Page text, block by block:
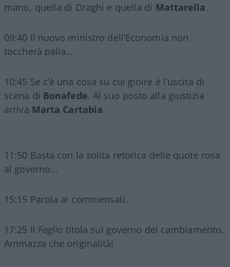
mano, quella di Draghi e quella di Mattarella.
09:40 Il nuovo ministro dell’Economia non
toccherà palla…
10:45 Se c’è una cosa su cui gioire è l’uscita di
scena di Bonafede. Al suo posto alla giustizia
arriva Marta Cartabia.
11:50 Basta con la solita retorica delle quote rosa
al governo…
15:15 Parola ai commensali.
17:25 Il Foglio titola sul governo del cambiamento.
Ammazza che originalità!